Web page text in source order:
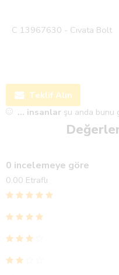
C 13967630 - Cıvata Bolt
Teklif Alın
... insanlar şu anda
0 incelemeye göre
0.00 Etraflı